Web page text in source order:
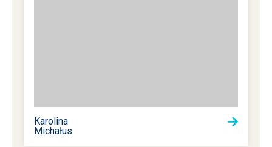
Karolina
Michałus